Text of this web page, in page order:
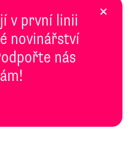
v první linii
novinářství
nás
×